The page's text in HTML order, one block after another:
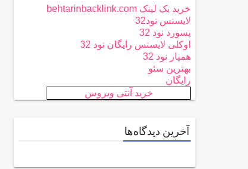
خرید بک لینک behtarinbacklink.com
لایسنس نود32
پسورد نود 32
اوکلی لایسنس رایگان نود 32
همیار نود 32
بهترین سئو
رایگان
خرید آنتی ویروس
آخرین دیدگاه‌ها